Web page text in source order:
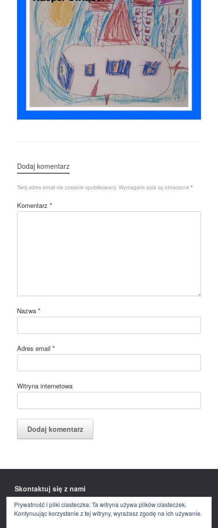
Dodaj komentarz
Twój adres email nie zostanie opublikowany. Wymagane pola są oznaczone *
Komentarz *
Nazwa *
Adres email *
Witryna internetowa
Skontaktuj się z nami
FacebookE-
mail
Prywatność i pliki ciasteczka: Ta witryna używa plików ciasteczek.
Kontynuując korzystanie z tej witryny, wyrażasz zgodę na ich używanie.